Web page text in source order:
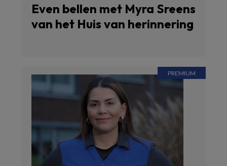
Even bellen met Myra Sreens
van het Huis van herinnering